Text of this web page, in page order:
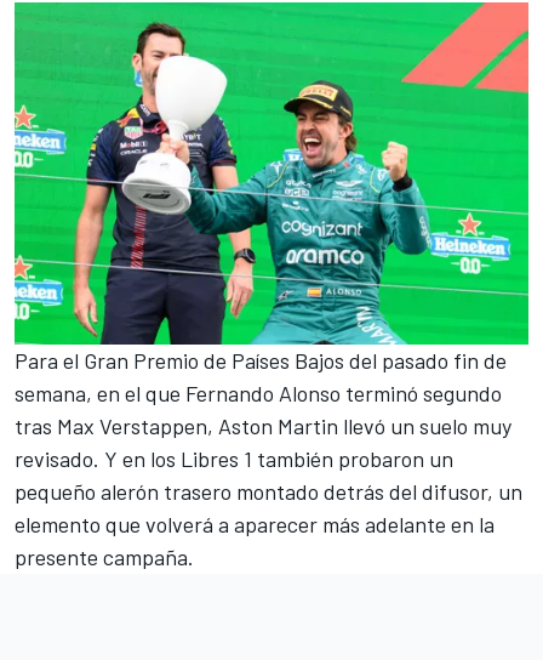
Para el Gran Premio de Países Bajos del pasado fin de
semana, en el que Fernando Alonso terminó segundo
tras Max Verstappen, Aston Martin llevó un suelo muy
revisado. Y en los Libres 1 también probaron un
pequeño alerón trasero montado detrás del difusor, un
elemento que volverá a aparecer más adelante en la
presente campaña.